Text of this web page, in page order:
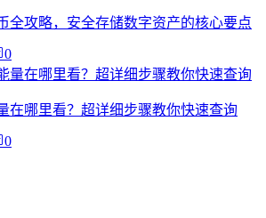
全攻略，安全存储数字资产的核心要点
0
在哪里看？超详细步骤教你快速查询
0